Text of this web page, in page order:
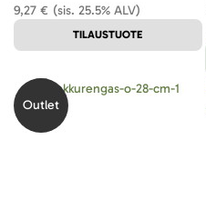
(sis. 25.5% ALV)
9,27 €
TILAUSTUOTE
Outlet